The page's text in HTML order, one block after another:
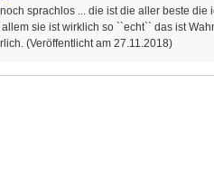
sprachlos ... die ist die aller beste
sie ist wirklich so ``echt`` das ist
(Veröffentlicht am 27.11.2018)